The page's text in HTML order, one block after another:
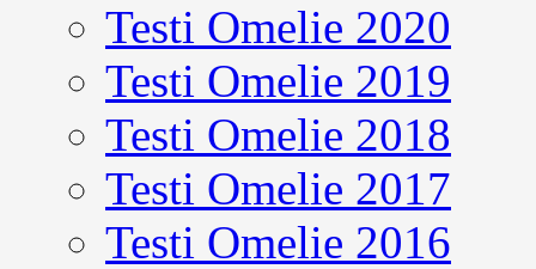
Testi Omelie 2020
Testi Omelie 2019
Testi Omelie 2018
Testi Omelie 2017
Testi Omelie 2016